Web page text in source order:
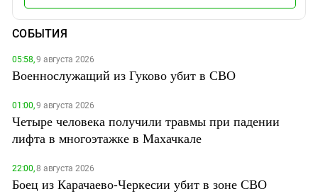
СОБЫТИЯ
05:58,9 августа 2026
Военнослужащий из Гуково убит в СВО
01:00,9 августа 2026
Четыре человека получили травмы при падении
лифта в многоэтажке в Махачкале
22:00,8 августа 2026
Боец из Карачаево-Черкесии убит в зоне СВО